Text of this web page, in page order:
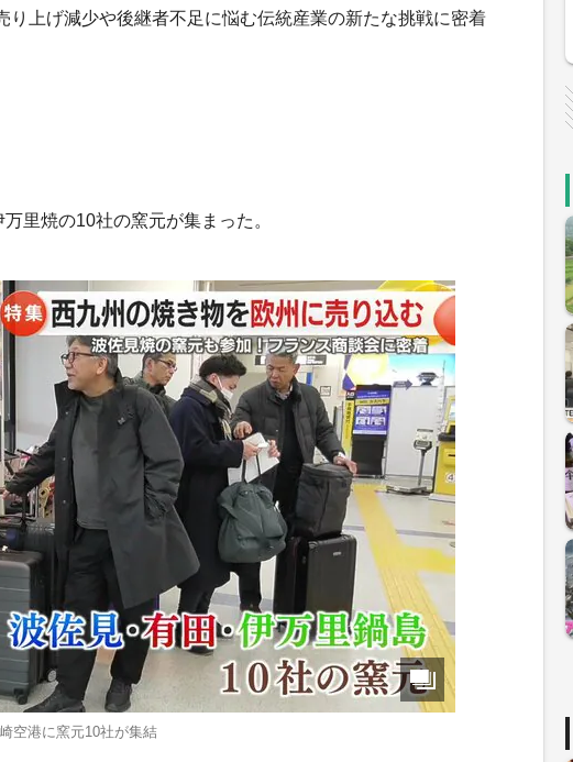
上げ減少や後継者不足に悩む伝統産業の新たな挑戦に密着
里焼の10社の窯元が集まった。
空港に窯元10社が集結